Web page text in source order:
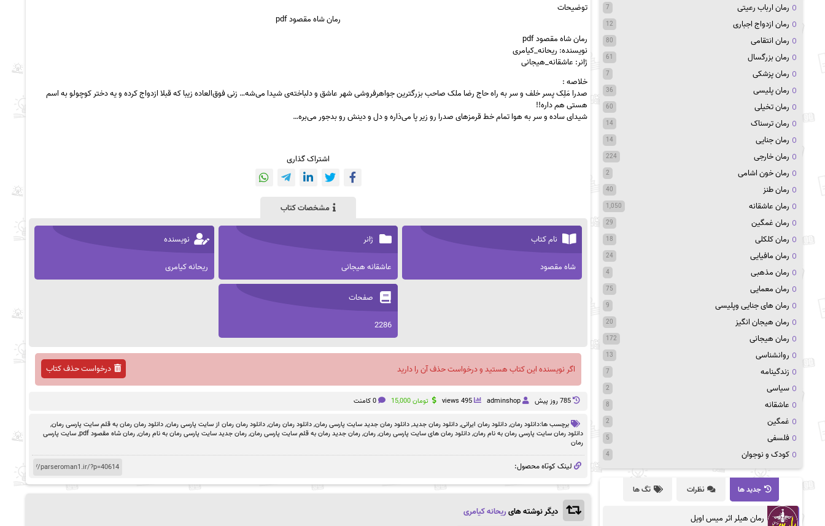
توضیحات
رمان شاه مقصود pdf
رمان شاه مقصود pdf
نویسنده: ریحانه_کیامری
ژانر: عاشقانه_هیجانی
خلاصه :
صدرا مَلِک پسر خلف و سر به راه حاج رضا ملک صاحب بزرگترین جواهرفروشی شهر عاشق و دلباخته‌ی شیدا می‌شه… زنی فوق‌العاده زیبا که قبلا ازدواج کرده و یه دختر کوچولو به اسم
هستی هم داره!!
شیدای ساده و سر به هوا تمام خط قرمزهای صدرا رو زیر پا می‌ذاره و دل و دینش رو بدجور می‌بره…
اشتراک گذاری
مشخصات کتاب
نام کتاب
شاه مقصود
ژانر
عاشقانه هیجانی
نویسنده
ریحانه کیامری
صفحات
2286
اگر نویسنده این کتاب هستید و درخواست حذف آن را دارید درخواست حذف کتاب
785 روز پيش adminshop
495 views تومان 0 کامنت
برچسب ها:دانلود رمان,دانلود رمان ایرانی,دانلود رمان جدید,دانلود رمان جدید سایت پارسی رمان,دانلود رمان رمان,دانلود رمان رمان از سایت پارسی رمان,دانلود رمان رمان به قلم سایت پارسی رمان,
دانلود رمان سایت پارسی رمان به نام رمان,دانلود رمان های سایت پارسی رمان,رمان,رمان جدید رمان به قلم سایت پارسی رمان,رمان جدید سایت پارسی رمان به نام رمان,رمان شاه مقصود pdf ,سایت پارسی
رمان
لینک کوتاه محصول:
دیگر نوشته هایریحانه کیامری
رمان ارباب رعیتی 7
رمان ازدواج اجباری 12
رمان انتقامی 80
رمان بزرگسال 61
رمان پزشکی 7
رمان پلیسی 36
رمان تخیلی 60
رمان ترسناک 14
رمان جنایی 14
رمان خارجی 224
رمان خون اشامی 2
رمان طنز 40
رمان عاشقانه 1,050
رمان غمگین 29
رمان کلکلی 18
رمان مافیایی 24
رمان مذهبی 4
رمان معمایی 75
رمان های جنایی وپلیسی 9
رمان هیجان انگیز 20
رمان هیجانی 172
روانشناسی 13
زندگینامه 7
سیاسی 2
عاشقانه 8
غمگین 2
فلسفی 5
کودک و نوجوان 4
جدید ها نظرات تگ ها
رمان هیلر اثر میس اویل